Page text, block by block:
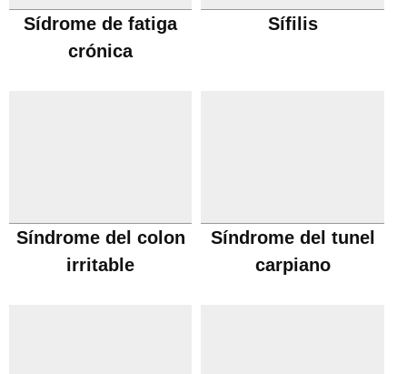
Sídrome de fatiga
crónica
Sífilis
Síndrome del colon
irritable
Síndrome del tunel
carpiano